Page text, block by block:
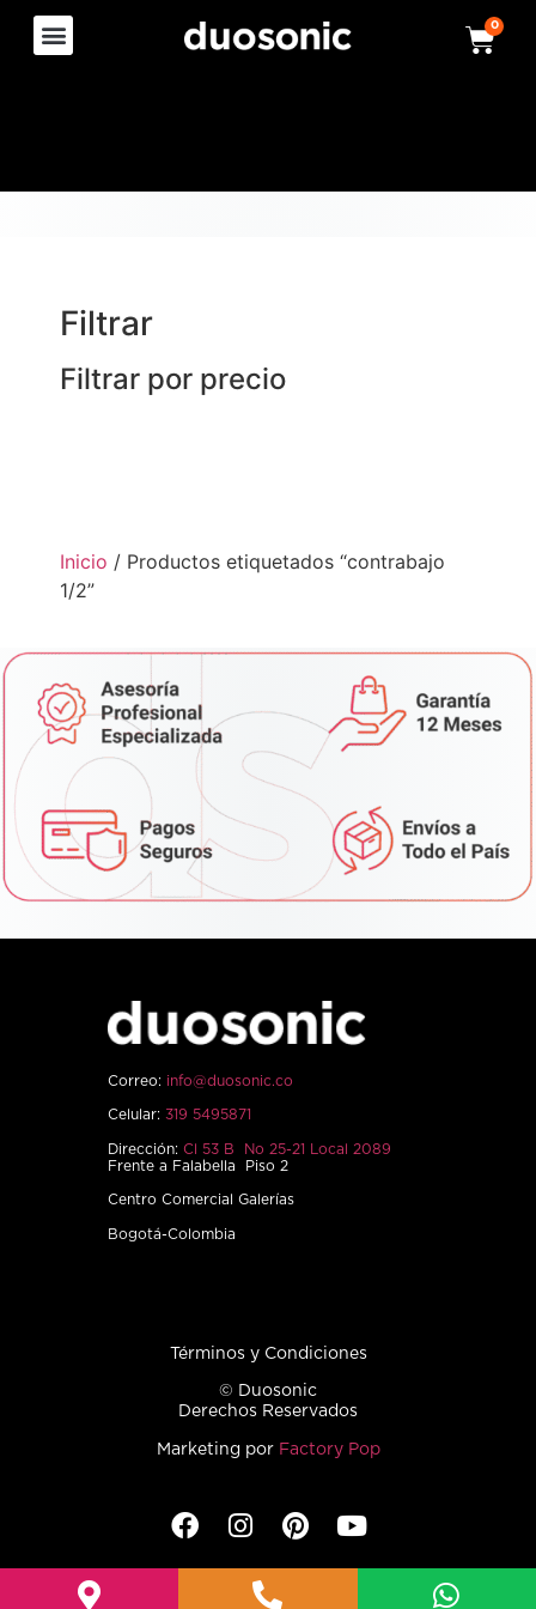
0
Filtrar
Filtrar por precio
Inicio / Productos etiquetados “contrabajo
1/2”
Correo: info@duosonic.co
Celular: 319 5495871
Dirección: Cl 53 B No 25-21 Local 2089
Frente a Falabella Piso 2
Centro Comercial Galerías
Bogotá-Colombia
Términos y Condiciones
© Duosonic
Derechos Reservados
Marketing por Factory Pop